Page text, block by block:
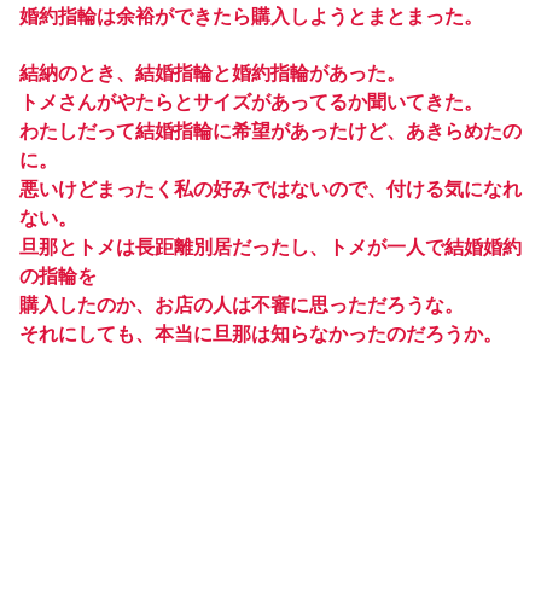
婚約指輪は余裕ができたら購入しようとまとまった。
結納のとき、結婚指輪と婚約指輪があった。
トメさんがやたらとサイズがあってるか聞いてきた。
わたしだって結婚指輪に希望があったけど、あきらめたの
に。
悪いけどまったく私の好みではないので、付ける気になれ
ない。
旦那とトメは長距離別居だったし、トメが一人で結婚婚約
の指輪を
購入したのか、お店の人は不審に思っただろうな。
それにしても、本当に旦那は知らなかったのだろうか。